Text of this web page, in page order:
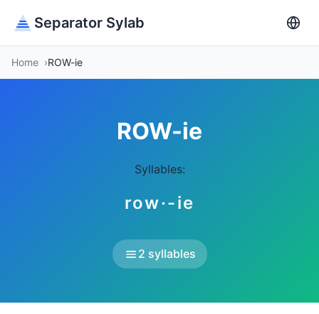
Separator Sylab
Home ROW-ie
ROW-ie
Syllables:
row·-ie
2 syllables